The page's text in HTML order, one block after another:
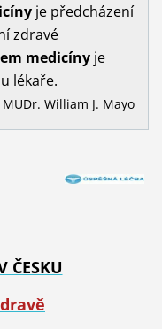
je předcházení
zdravé
medicínyje
lékaře.
MUDr. William J. Mayo
ČESKU